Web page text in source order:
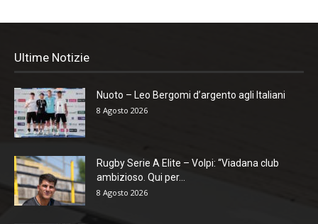
Ultime Notizie
Nuoto – Leo Bergomi d’argento agli Italiani
8 Agosto 2026
Rugby Serie A Elite – Volpi: “Viadana club
ambizioso. Qui per...
8 Agosto 2026